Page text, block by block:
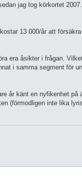
jag tog körkortet
13 000/år att
era åsikter i frågan.
i samma segment för
år känt en nyfikenhet
(förmodligen inte lika